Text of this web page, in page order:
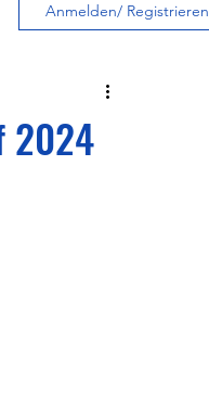
Anmelden/ Registrieren
2024